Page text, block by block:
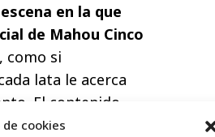
de cookies
en la que
de Mahou Cinco
como si
lata le acerca
El contenido
Año y muestra,